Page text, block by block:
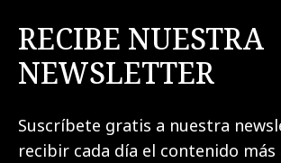
RECIBE NUESTRA
NEWSLETTER
Suscríbete gratis a nuestra
recibir cada día el contenido